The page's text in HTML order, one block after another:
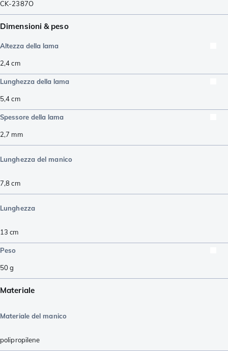
CK-2387O
Dimensioni & peso
Altezza della lama
2,4cm
Lunghezza della lama
5,4cm
Spessore della lama
2,7 mm
Lunghezza del manico
7,8cm
Lunghezza
13 cm
Peso
50g
Materiale
Materiale del manico
polipropilene